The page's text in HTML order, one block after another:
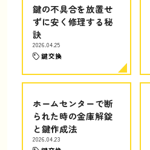
鍵の不具合を放置せ
ずに安く修理する秘
訣
2026.04.25
鍵交換
ホームセンターで断
られた時の金庫解錠
と鍵作成法
2026.04.23